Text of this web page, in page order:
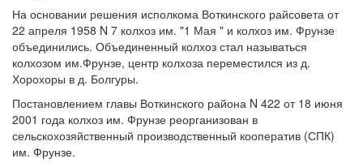
На основании решения исполкома Воткинского райсовета от
22 апреля 1958 N 7 колхоз им. "1 Мая " и колхоз им. Фрунзе
объединились. Объединенный колхоз стал называться
колхозом им.Фрунзе, центр колхоза переместился из д.
Хорохоры в д. Болгуры.
Постановлением главы Воткинского района N 422 от 18 июня
2001 года колхоз им. Фрунзе реорганизован в
сельскохозяйственный производственный кооператив (СПК)
им. Фрунзе.